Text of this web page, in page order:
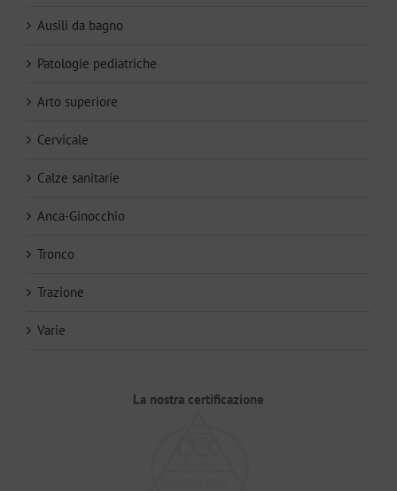
Ausili da bagno
Patologie pediatriche
Arto superiore
Cervicale
Calze sanitarie
Anca-Ginocchio
Tronco
Trazione
Varie
La nostra certificazione